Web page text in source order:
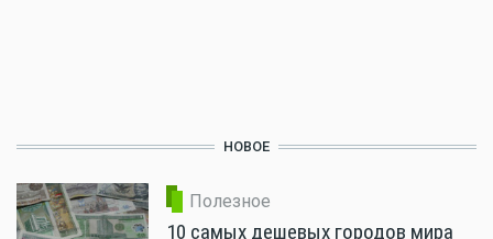
НОВОЕ
Полезное
10 самых дешевых городов мира